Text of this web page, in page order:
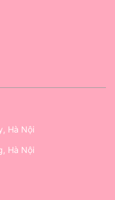
Hà Nội
Hà Nội